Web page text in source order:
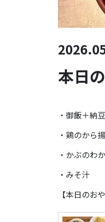
本日
・御飯＋納豆
・鶏のから
・かぶのわ
・みそ汁
【本日のお